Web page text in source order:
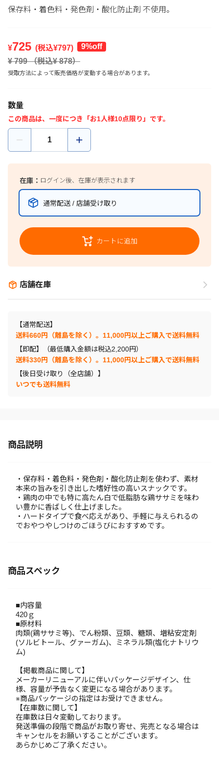
保存料・着色料・発色剤・酸化防止剤 不使用。
¥725 (税込¥797)
9%off
¥ 799（税込¥878）
受取方法によって販売価格が変動する場合があります。
数量
この商品は、一度につき「お1人様10点限り」です。
在庫： ログイン後、在庫が表示されます
通常配送 / 店舗受け取り
カートに追加
店舗在庫
【通常配送】
送料660円（離島を除く）。11,000円以上ご購入で送料無料
【即配】（最低購入金額は税込2,200円）
送料330円（離島を除く）。11,000円以上ご購入で送料無料
【後日受け取り（全店舗）】
いつでも送料無料
商品説明
・保存料・着色料・発色剤・酸化防止剤を使わず、素材
本来の旨みを引き出した嗜好性の高いスナックです。
・鶏肉の中でも特に高たん白で低脂肪な鶏ササミを味わ
い豊かに香ばしく仕上げました。
・ハードタイプで食べ応えがあり、手軽に与えられるの
でおやつやしつけのごほうびにおすすめです。
商品スペック
■内容量
420ｇ
■原材料
肉類(鶏ササミ等)、でん粉類、豆類、糖類、増粘安定剤
(ソルビトール、グァーガム)、ミネラル類(塩化ナトリウ
ム)
【掲載商品に関して】
メーカーリニューアルに伴いパッケージデザイン、仕
様、容量が予告なく変更になる場合があります。
※商品パッケージの指定はお受けできません。
【在庫数に関して】
在庫数は日々変動しております。
発送準備の段階で商品がお取り寄せ、完売となる場合は
キャンセルをお願いすることがございます。
あらかじめご了承ください。